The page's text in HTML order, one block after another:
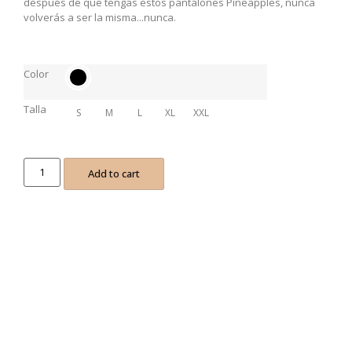
volverás a ser la misma...nunca.
Color
Talla S M L XL XXL
Add to cart